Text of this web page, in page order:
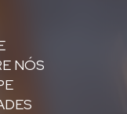
NÓS